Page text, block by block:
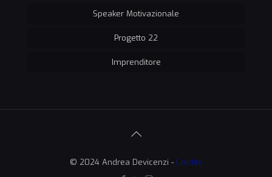
Speaker Motivazionale
Progetto 22
Imprenditore
© 2024 Andrea Devicenzi - Credits